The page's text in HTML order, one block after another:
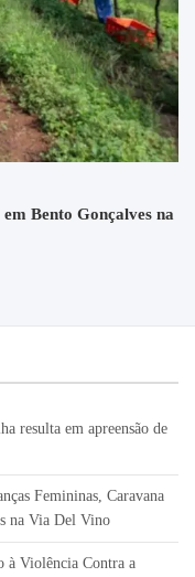
Bento Gonçalves na
resulta em apreensão de
Femininas, Caravana
na Via Del Vino
à Violência Contra a